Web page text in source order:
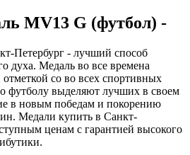
MV13 G (футбол) -
Петербург - лучший способ
духа. Медаль во все времена
отметкой со во всех спортивных
футболу выделяют лучших в своем
в новым победам и покорению
Медали купить в Санкт-
ценам с гарантией высокого